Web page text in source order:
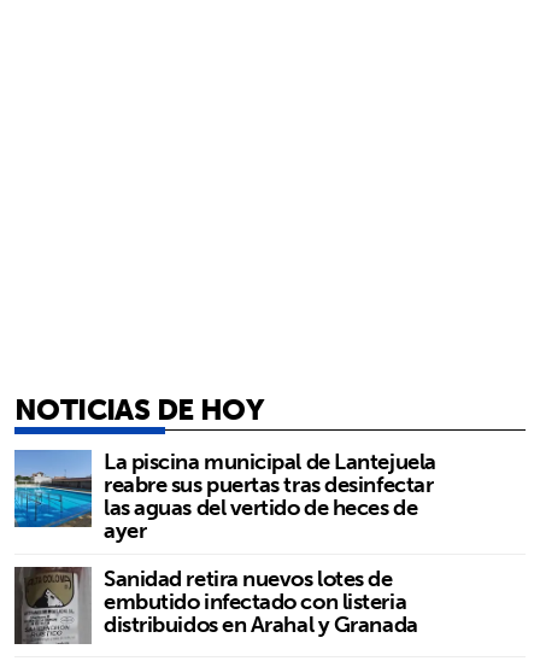
NOTICIAS DE HOY
La piscina municipal de Lantejuela
reabre sus puertas tras desinfectar
las aguas del vertido de heces de
ayer
Sanidad retira nuevos lotes de
embutido infectado con listeria
distribuidos en Arahal y Granada